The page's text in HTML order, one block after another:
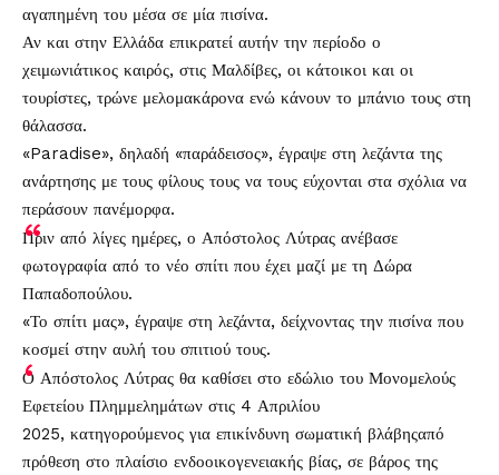
αγαπημένη του μέσα σε μία πισίνα.
Αν και στην Ελλάδα επικρατεί αυτήν την περίοδο ο
χειμωνιάτικος καιρός, στις Μαλδίβες, οι κάτοικοι και οι
τουρίστες, τρώνε μελομακάρονα ενώ κάνουν το μπάνιο τους στη
θάλασσα.
«Paradise», δηλαδή «παράδεισος», έγραψε στη λεζάντα της
ανάρτησης με τους φίλους τους να τους εύχονται στα σχόλια να
περάσουν πανέμορφα.
Πριν από λίγες ημέρες, ο Απόστολος Λύτρας ανέβασε
φωτογραφία από το νέο σπίτι που έχει μαζί με τη Δώρα
Παπαδοπούλου.
«Το σπίτι μας», έγραψε στη λεζάντα, δείχνοντας την πισίνα που
κοσμεί στην αυλή του σπιτιού τους.
Ο Απόστολος Λύτρας θα καθίσει στο εδώλιο του Μονομελούς
Εφετείου Πλημμελημάτων στις 4 Απριλίου
2025, κατηγορούμενος για επικίνδυνη σωματική βλάβηςαπό
πρόθεση στο πλαίσιο ενδοοικογενειακής βίας, σε βάρος της